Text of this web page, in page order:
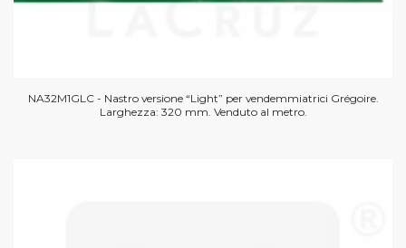
NA32M1GLC - Nastro versione “Light” per vendemmiatrici Grégoire.
Larghezza: 320 mm. Venduto al metro.